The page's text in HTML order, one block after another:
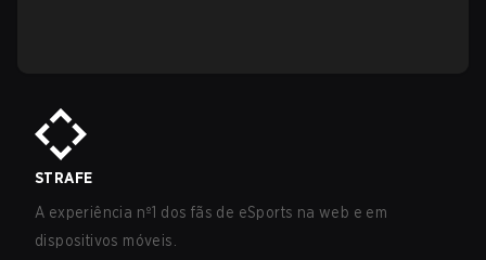
STRAFE
A experiência nº1 dos fãs de eSports na web e em
dispositivos móveis.